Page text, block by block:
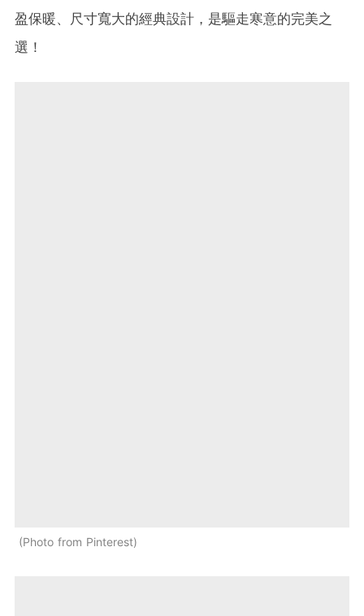
盈保暖、尺寸寬大的經典設計，是驅走寒意的完美之
選！
Photo from Pinterest